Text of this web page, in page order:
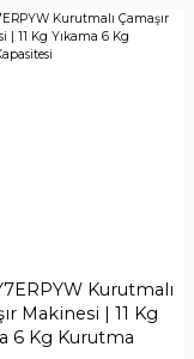
Kurutmalı
Makinesi | 11 Kg
6 Kg Kurutma